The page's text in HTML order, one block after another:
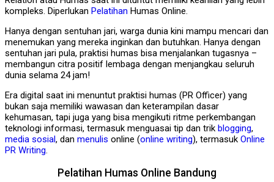
kompleks. Diperlukan Pelatihan Humas Online.
Hanya dengan sentuhan jari, warga dunia kini mampu mencari dan
menemukan yang mereka inginkan dan butuhkan. Hanya dengan
sentuhan jari pula, praktisi humas bisa menjalankan tugasnya –
membangun citra positif lembaga dengan menjangkau seluruh
dunia selama 24 jam!
Era digital saat ini menuntut praktisi humas (PR Officer) yang
bukan saja memiliki wawasan dan keterampilan dasar
kehumasan, tapi juga yang bisa mengikuti ritme perkembangan
teknologi informasi, termasuk menguasai tip dan trik blogging,
media sosial, dan menulis online (online writing), termasuk Online
PR Writing.
Pelatihan Humas Online Bandung